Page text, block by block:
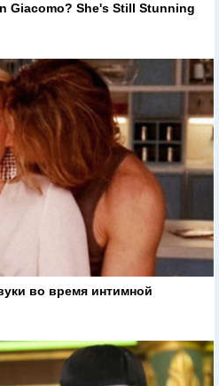
Giacomo? She's Still Stunning
во время интимной